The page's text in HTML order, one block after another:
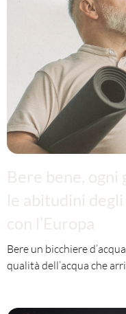
Bere bene, ogni
le abitudini
con l’Europa
Bere un bicchiere
qualità dell’acqua che